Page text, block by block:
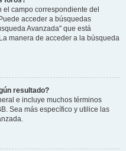
campo correspondiente del
acceder a búsquedas
Avanzada" que está
manera de acceder a la búsqueda
resultado?
e incluye muchos términos
Sea más específico y utilice las